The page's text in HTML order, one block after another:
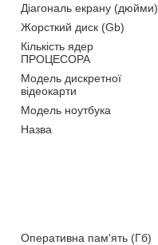
Діагональ екрану (дюйми)
Жорсткий диск (Gb)
Кількість ядер
ПРОЦЕСОРА
Модель дискретної
відеокарти
Модель ноутбука
Назва
Оперативна пам'ять (Гб)